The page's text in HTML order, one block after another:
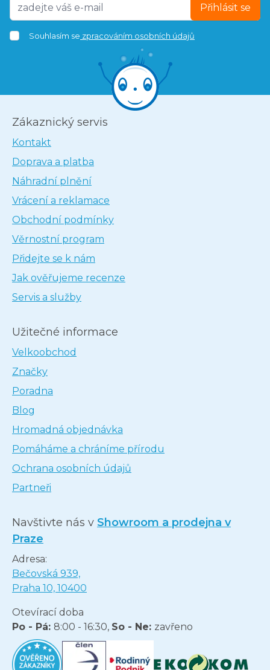
Přihlásit se
Souhlasím se zpracováním osobních údajů
Zákaznický servis
Kontakt
Doprava a platba
Náhradní plnění
Vrácení a reklamace
Obchodní podmínky
Věrnostní program
Přidejte se k nám
Jak ověřujeme recenze
Servis a služby
Užitečné informace
Velkoobchod
Značky
Poradna
Blog
Hromadná objednávka
Pomáháme a chráníme přírodu
Ochrana osobních údajů
Partneři
Navštivte nás v Showroom a prodejna v
Praze
Adresa:
Bečovská 939,
Praha 10, 10400
Otevírací doba
Po - Pá: 8:00 - 16:30, So - Ne: zavřeno